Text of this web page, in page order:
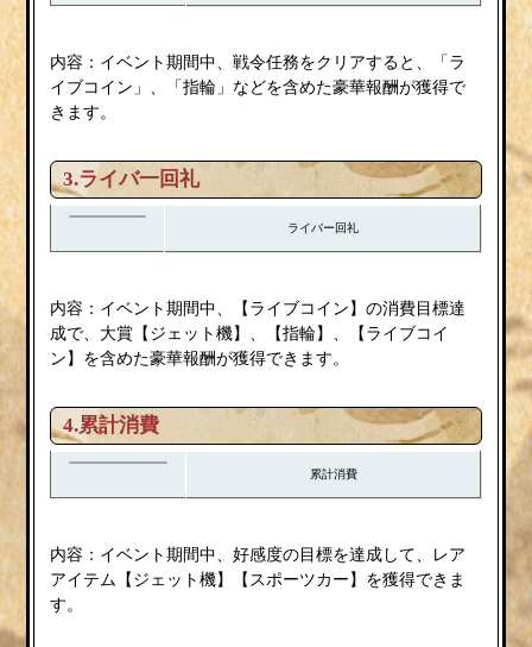
内容：イベント期間中、戦令任務をクリアすると、「ラ
イブコイン」、「指輪」などを含めた豪華報酬が獲得で
きます。
3.ライバ一回礼
ライバー回礼
内容：イベント期間中、【ライブコイン】の消費目標達
成で、大賞【ジェット機】、【指輪】、【ライブコイ
ン】を含めた豪華報酬が獲得できます。
4.累計消費
累計消費
内容：イベント期間中、好感度の目標を達成して、レア
アイテム【ジェット機】【スポーツカー】を獲得できま
す。